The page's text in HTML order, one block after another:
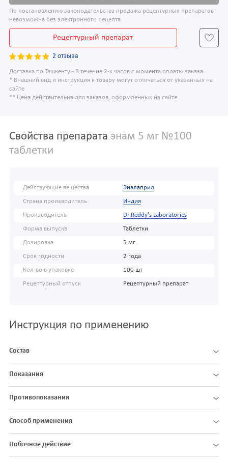
По постановлению законодательства продажа рецептурных препаратов
невозможна без электронного рецепта.
Рецептурный препарат
2 отзыва
Доставка по Ташкенту - В течение 2-х часов с момента оплаты заказа.
* Внешний вид и инструкция к товару могут отличаться от указанных на
сайте
** Цена действительна для заказов, оформленных на сайте
Свойства препарата энам 5 мг №100
таблетки
Действующие вещества Эналаприл
Страна производитель Индия
Производитель Dr.Reddy's Laboratories
Форма выпуска Таблетки
Дозировка 5 мг
Срок годности 2 года
Кол-во в упаковке 100 шт
Рецептурный отпуск Рецептурный препарат
Инструкция по применению
Состав
Показания
Противопоказания
Способ применения
Побочное действие